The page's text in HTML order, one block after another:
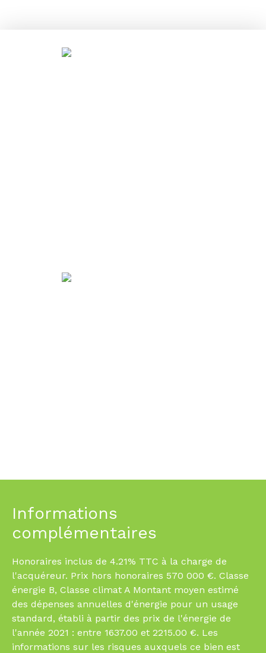
Informations
complémentaires
Honoraires inclus de 4.21% TTC à la charge de
l'acquéreur. Prix hors honoraires 570 000 €. Classe
énergie B, Classe climat A Montant moyen estimé
des dépenses annuelles d'énergie pour un usage
standard, établi à partir des prix de l'énergie de
l'année 2021 : entre 1637.00 et 2215.00 €. Les
informations sur les risques auxquels ce bien est